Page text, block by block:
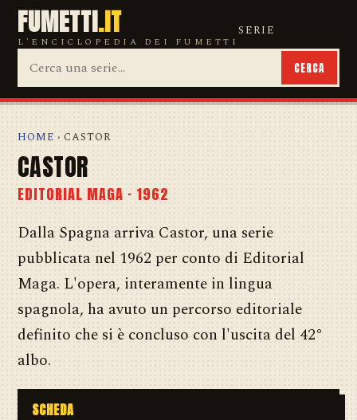
FUMETTI.IT
L'ENCICLOPEDIA DEI FUMETTI
SERIE
CERCA
HOME › CASTOR
CASTOR
EDITORIAL MAGA · 1962
Dalla Spagna arriva Castor, una serie
pubblicata nel 1962 per conto di Editorial
Maga. L'opera, interamente in lingua
spagnola, ha avuto un percorso editoriale
definito che si è concluso con l'uscita del 42°
albo.
SCHEDA